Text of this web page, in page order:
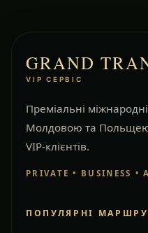
GRAND
VIP СЕРВІС
Преміальні
Молдовою та Польщею
VIP-клієнтів.
PRIVATE • BUSINESS •
ПОПУЛЯРНІ